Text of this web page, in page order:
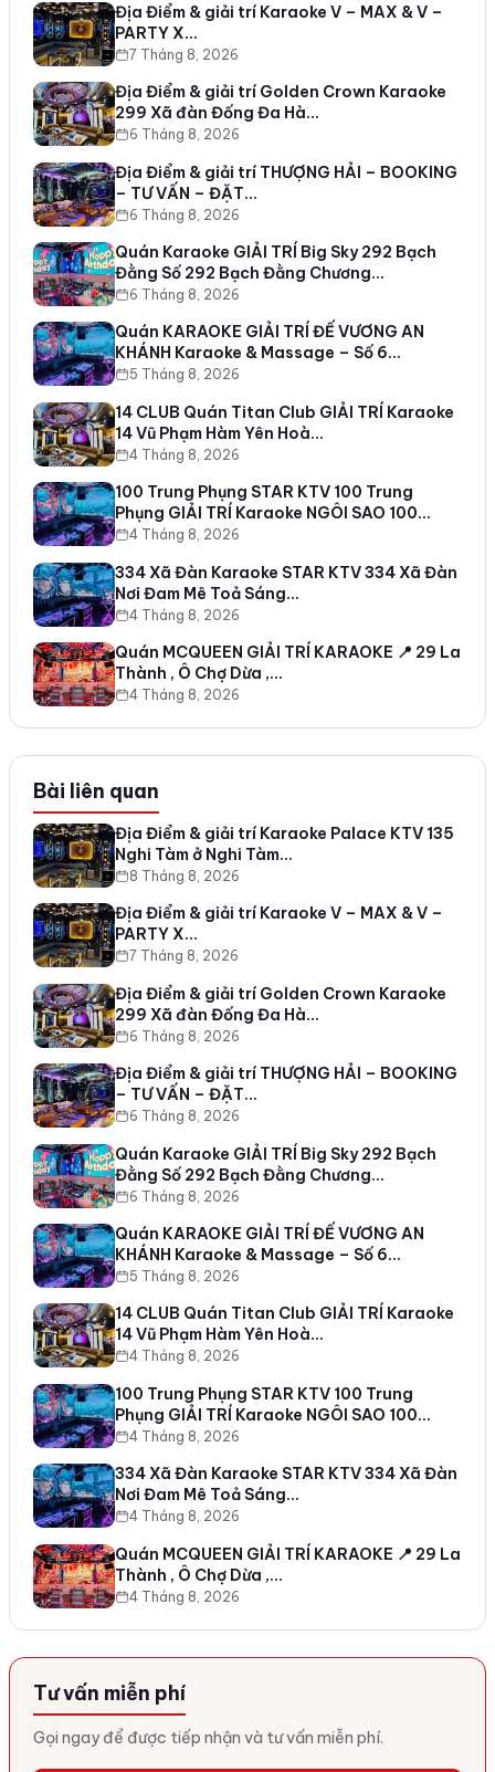
Địa Điểm & giải trí Karaoke V – MAX & V –
PARTY X…
7 Tháng 8, 2026
Địa Điểm & giải trí Golden Crown Karaoke
299 Xã đàn Đống Đa Hà…
6 Tháng 8, 2026
Địa Điểm & giải trí THƯỢNG HẢI – BOOKING
– TƯ VẤN – ĐẶT…
6 Tháng 8, 2026
Quán Karaoke GIẢI TRÍ Big Sky 292 Bạch
Đằng Số 292 Bạch Đằng Chương…
6 Tháng 8, 2026
Quán KARAOKE GIẢI TRÍ ĐẾ VƯƠNG AN
KHÁNH Karaoke & Massage – Số 6…
5 Tháng 8, 2026
14 CLUB Quán Titan Club GIẢI TRÍ Karaoke
14 Vũ Phạm Hàm Yên Hoà…
4 Tháng 8, 2026
100 Trung Phụng STAR KTV 100 Trung
Phụng GIẢI TRÍ Karaoke NGÔI SAO 100…
4 Tháng 8, 2026
334 Xã Đàn Karaoke STAR KTV 334 Xã Đàn
Nơi Đam Mê Toả Sáng…
4 Tháng 8, 2026
Quán MCQUEEN GIẢI TRÍ KARAOKE 📍 29 La
Thành , Ô Chợ Dừa ,…
4 Tháng 8, 2026
Bài liên quan
Địa Điểm & giải trí Karaoke Palace KTV 135
Nghi Tàm ở Nghi Tàm…
8 Tháng 8, 2026
Địa Điểm & giải trí Karaoke V – MAX & V –
PARTY X…
7 Tháng 8, 2026
Địa Điểm & giải trí Golden Crown Karaoke
299 Xã đàn Đống Đa Hà…
6 Tháng 8, 2026
Địa Điểm & giải trí THƯỢNG HẢI – BOOKING
– TƯ VẤN – ĐẶT…
6 Tháng 8, 2026
Quán Karaoke GIẢI TRÍ Big Sky 292 Bạch
Đằng Số 292 Bạch Đằng Chương…
6 Tháng 8, 2026
Quán KARAOKE GIẢI TRÍ ĐẾ VƯƠNG AN
KHÁNH Karaoke & Massage – Số 6…
5 Tháng 8, 2026
14 CLUB Quán Titan Club GIẢI TRÍ Karaoke
14 Vũ Phạm Hàm Yên Hoà…
4 Tháng 8, 2026
100 Trung Phụng STAR KTV 100 Trung
Phụng GIẢI TRÍ Karaoke NGÔI SAO 100…
4 Tháng 8, 2026
334 Xã Đàn Karaoke STAR KTV 334 Xã Đàn
Nơi Đam Mê Toả Sáng…
4 Tháng 8, 2026
Quán MCQUEEN GIẢI TRÍ KARAOKE 📍 29 La
Thành , Ô Chợ Dừa ,…
4 Tháng 8, 2026
Tư vấn miễn phí
Gọi ngay để được tiếp nhận và tư vấn miễn phí.